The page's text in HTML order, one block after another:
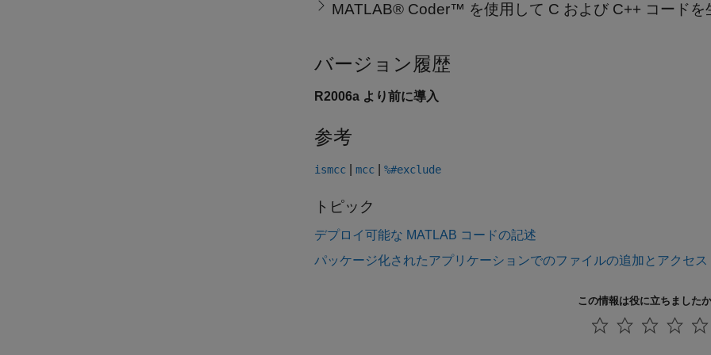
MATLAB® Coder™ を使用して C および C++ コードを
バージョン履歴
R2006a より前に導入
参考
ismcc mcc %#exclude
トピック
デプロイ可能な MATLAB コードの記述
パッケージ化されたアプリケーションでのファイルの追加とアクセス
この情報は役に立ちました